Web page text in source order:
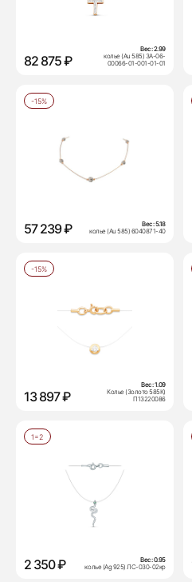
82 875 ₽
Вес:2.99
колье (Au 585) ЗА-06-
00066-01-001-01-01
-15%
57 239 ₽ Вес:5.18
колье (Au 585) 6040871-40
-15%
13 897 ₽
Вес:1.09
Колье (Золото 585К)
П13220086
1=2
2 350 ₽ Вес:0.95
колье (Ag 925) ЛС-030-02кр